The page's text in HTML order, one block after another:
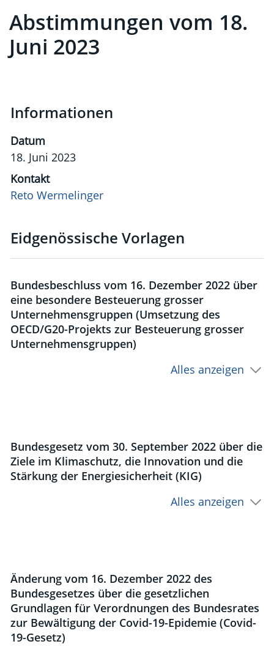
Abstimmungen vom 18.
Juni 2023
Informationen
Datum
18. Juni 2023
Kontakt
Reto Wermelinger
Eidgenössische Vorlagen
Bundesbeschluss vom 16. Dezember 2022 über
eine besondere Besteuerung grosser
Unternehmensgruppen (Umsetzung des
OECD/G20-Projekts zur Besteuerung grosser
Unternehmensgruppen)
Alles anzeigen
Bundesgesetz vom 30. September 2022 über die
Ziele im Klimaschutz, die Innovation und die
Stärkung der Energiesicherheit (KIG)
Alles anzeigen
Änderung vom 16. Dezember 2022 des
Bundesgesetzes über die gesetzlichen
Grundlagen für Verordnungen des Bundesrates
zur Bewältigung der Covid-19-Epidemie (Covid-
19-Gesetz)
Zugehörige Objekte